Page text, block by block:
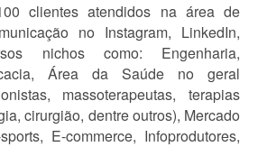
clientes atendidos na área de
no Instagram, LinkedIn,
nichos como: Engenharia,
Área da Saúde no geral
massoterapeutas, terapias
cirurgião, dentre outros), Mercado
E-commerce, Infoprodutores,